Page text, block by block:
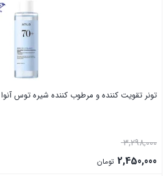
تونر تقویت کننده و مرطوب کننده شیره توس آنوا
3,298,000قیمت
اصلی:2,450,000 تومان